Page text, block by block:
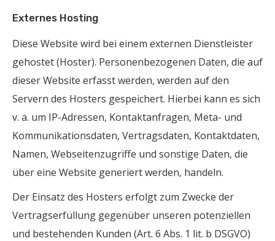
Externes Hosting
Diese Website wird bei einem externen Dienstleister
gehostet (Hoster). Personenbezogenen Daten, die auf
dieser Website erfasst werden, werden auf den
Servern des Hosters gespeichert. Hierbei kann es sich
v. a. um IP-Adressen, Kontaktanfragen, Meta- und
Kommunikationsdaten, Vertragsdaten, Kontaktdaten,
Namen, Webseitenzugriffe und sonstige Daten, die
über eine Website generiert werden, handeln.
Der Einsatz des Hosters erfolgt zum Zwecke der
Vertragserfüllung gegenüber unseren potenziellen
und bestehenden Kunden (Art. 6 Abs. 1 lit. b DSGVO)